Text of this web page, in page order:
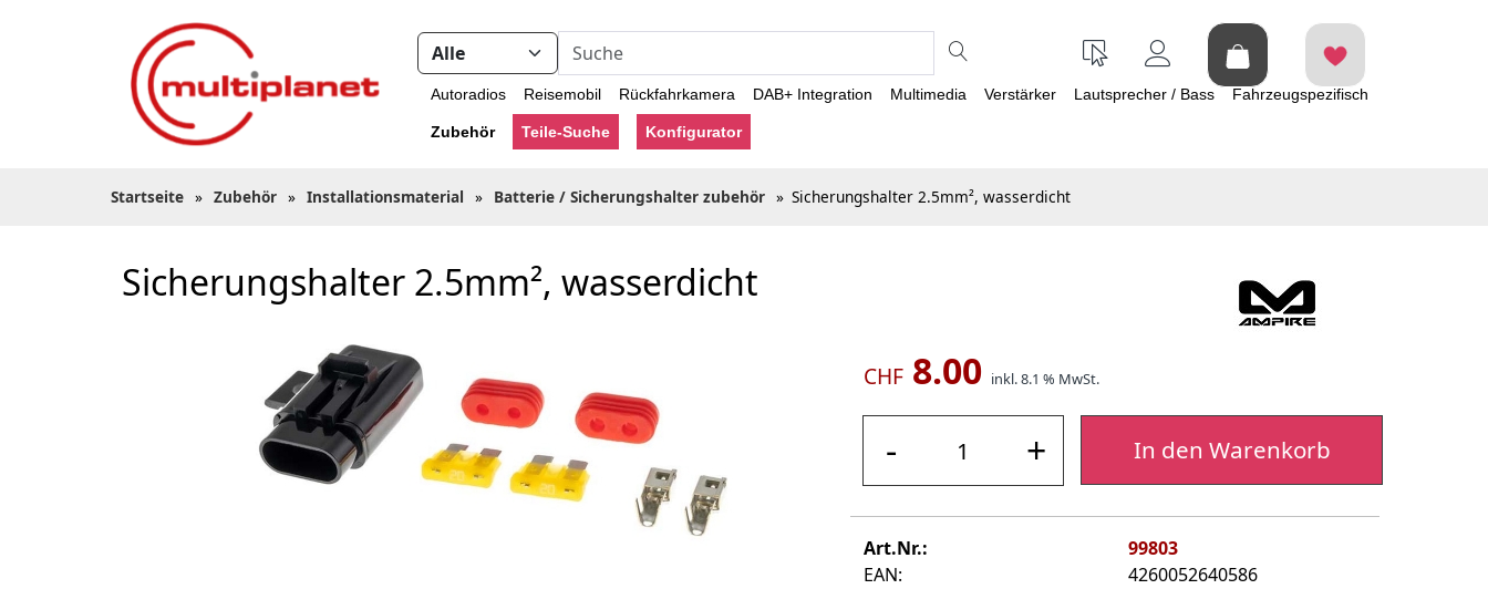
Autoradios Reisemobil Rückfahrkamera DAB+ Integration Multimedia Verstärker Lautsprecher / Bass Fahrzeugspezifisch
Zubehör Teile-Suche Konfigurator
Startseite » Zubehör » Installationsmaterial » Batterie / Sicherungshalter zubehör » Sicherungshalter 2.5mm², wasserdicht
Sicherungshalter 2.5mm², wasserdicht
CHF8.00 inkl. 8.1 % MwSt.
- + In den Warenkorb
Art.Nr.:
99803
EAN:
4260052640586